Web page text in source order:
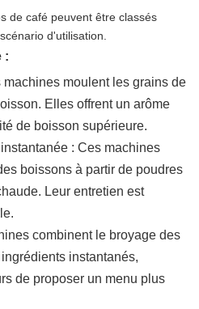
de café peuvent être classés
d'utilisation.
:
moulent les grains de
Elles offrent un arôme
de boisson supérieure.
: Ces machines
boissons à partir de poudres
Leur entretien est
combinent le broyage des
instantanés,
de proposer un menu plus